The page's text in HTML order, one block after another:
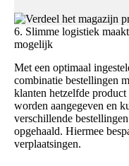
6. Slimme logistiek
mogelijk
Met een optimaal
combinatie bestellingen
klanten hetzelfde
worden aangegeven en
verschillende
opgehaald. Hiermee
verplaatsingen.